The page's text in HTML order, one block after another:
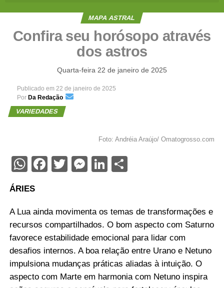
MAPA ASTRAL
Confira seu horósopo através
dos astros
Quarta-feira 22 de janeiro de 2025
Publicado em 22 de janeiro de 2025
Por Da Redação
VARIEDADES
Foto: Andréia Araújo/ Omatogrosso.com
WhatsApp
Facebook
Twitter
Messenger
LinkedIn
Share
ÁRIES
A Lua ainda movimenta os temas de transformações e
recursos compartilhados. O bom aspecto com Saturno
favorece estabilidade emocional para lidar com
desafios internos. A boa relação entre Urano e Netuno
impulsiona mudanças práticas aliadas à intuição. O
aspecto com Marte em harmonia com Netuno inspira